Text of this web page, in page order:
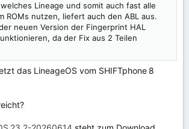
welches Lineage und somit auch fast alle
ROMs nutzen, liefert auch den ABL aus.
neuen Version der Fingerprint HAL
da der Fix aus 2 Teilen
das LineageOS vom SHIFTphone 8